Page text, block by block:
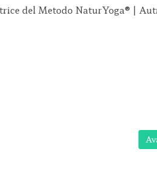
del Metodo NaturYoga® |